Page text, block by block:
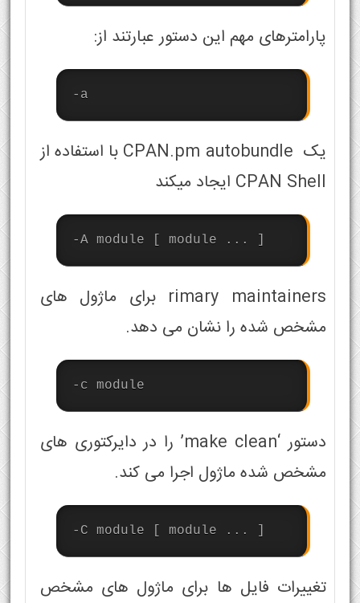
پارامترهای مهم این دستور عبارتند از:
-a
یک CPAN.pm autobundle با استفاده از
CPAN Shell ایجاد میکند
-A module [ module ... ]
rimary maintainers برای ماژول های
مشخص شده را نشان می دهد.
-c module
دستور ‘make clean’ را در دایرکتوری های
مشخص شده ماژول اجرا می کند.
-C module [ module ... ]
تغییرات فایل ها برای ماژول های مشخص